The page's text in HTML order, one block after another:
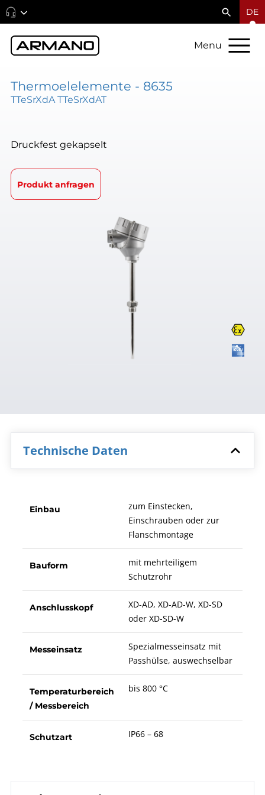
DE
Menu
Thermoelelemente - 8635
TTeSrXdA TTeSrXdAT
Druckfest gekapselt
Produkt anfragen
Technische Daten
Einbau
zum Einstecken,
Einschrauben oder zur
Flanschmontage
Bauform
mit mehrteiligem
Schutzrohr
Anschlusskopf
XD-AD, XD-AD-W, XD-SD
oder XD-SD-W
Messeinsatz
Spezialmesseinsatz mit
Passhülse, auswechselbar
Temperaturbereich
/ Messbereich
bis 800 °C
Schutzart IP66 – 68